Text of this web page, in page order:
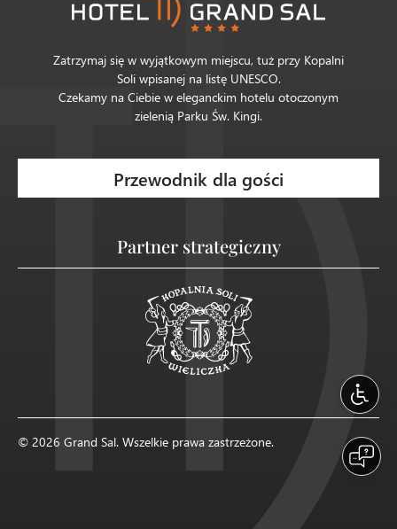
Zatrzymaj się w wyjątkowym miejscu, tuż przy Kopalni
Soli wpisanej na listę UNESCO.
Czekamy na Ciebie w eleganckim hotelu otoczonym
zielenią Parku Św. Kingi.
Przewodnik dla gości
Partner strategiczny
© 2026 Grand Sal. Wszelkie prawa zastrzeżone.